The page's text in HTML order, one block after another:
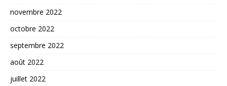
novembre 2022
octobre 2022
septembre 2022
août 2022
juillet 2022